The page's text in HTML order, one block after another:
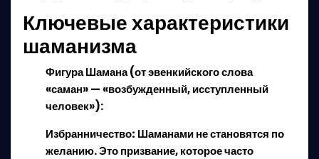
Ключевые характеристики
шаманизма
Фигура Шамана(от эвенкийского слова
«саман» — «возбужденный, исступленный
человек»):
Избранничество: Шаманами не становятся по
желанию. Это призвание, которое часто